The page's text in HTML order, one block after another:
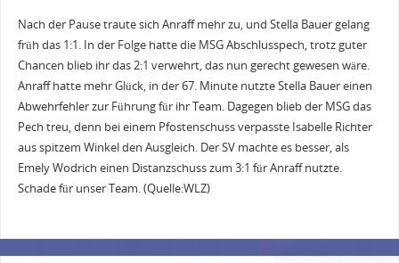
Nach der Pause traute sich Anraff mehr zu, und Stella Bauer gelang
früh das 1:1. In der Folge hatte die MSG Abschlusspech, trotz guter
Chancen blieb ihr das 2:1 verwehrt, das nun gerecht gewesen wäre.
Anraff hatte mehr Glück, in der 67. Minute nutzte Stella Bauer einen
Abwehrfehler zur Führung für ihr Team. Dagegen blieb der MSG das
Pech treu, denn bei einem Pfostenschuss verpasste Isabelle Richter
aus spitzem Winkel den Ausgleich. Der SV machte es besser, als
Emely Wodrich einen Distanzschuss zum 3:1 für Anraff nutzte.
Schade für unser Team. (Quelle:WLZ)